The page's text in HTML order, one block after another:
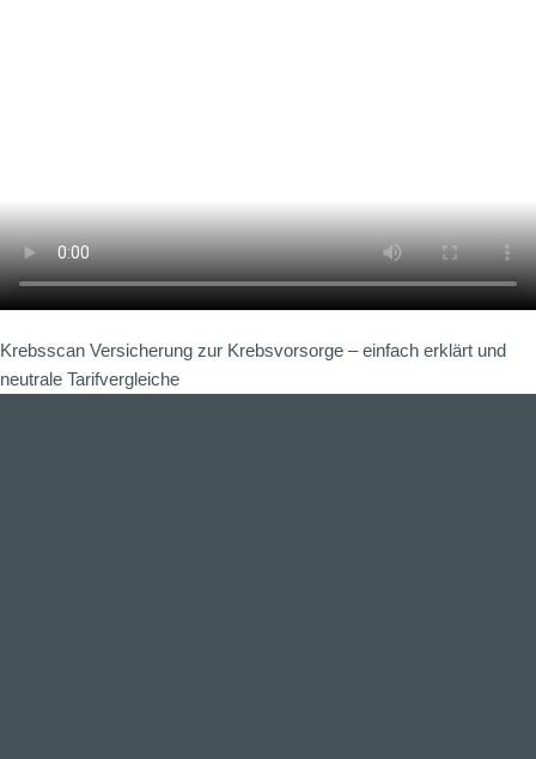
Krebsscan Versicherung zur Krebsvorsorge – einfach erklärt und
neutrale Tarifvergleiche